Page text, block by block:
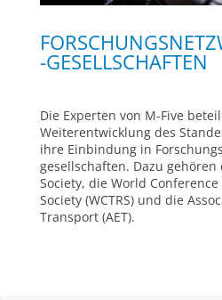
-GESELLSCHAFTEN
Die Experten von M-Five
Weiterentwicklung des
ihre Einbindung in
gesellschaften. Dazu gehören
Society, die World
Society (WCTRS) und die
Transport (AET).